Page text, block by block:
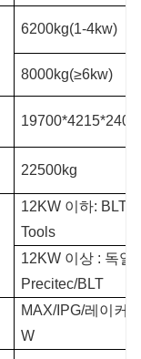
6200kg(1-4kw)
8000kg(≥6kw)
22500kg
12KW 이하: BLT/
Tools
12KW 이상 : 독일
Precitec/BLT
MAX/IPG/레이커
W